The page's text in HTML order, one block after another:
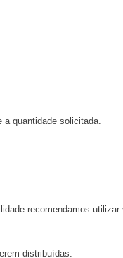
quantidade solicitada.
recomendamos utilizar
distribuídas.